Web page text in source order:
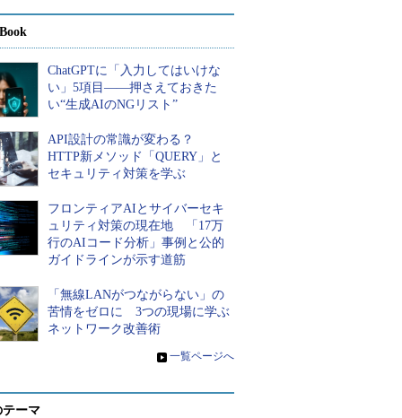
ChatGPTに「入力してはいけな
い」5項目――押さえておきた
い“生成AIのNGリスト”
API設計の常識が変わる？
HTTP新メソッド「QUERY」と
セキュリティ対策を学ぶ
フロンティアAIとサイバーセキ
ュリティ対策の現在地 「17万
行のAIコード分析」事例と公的
ガイドラインが示す道筋
「無線LANがつながらない」の
苦情をゼロに 3つの現場に学ぶ
ネットワーク改善術
» 一覧ページへ
ーマ